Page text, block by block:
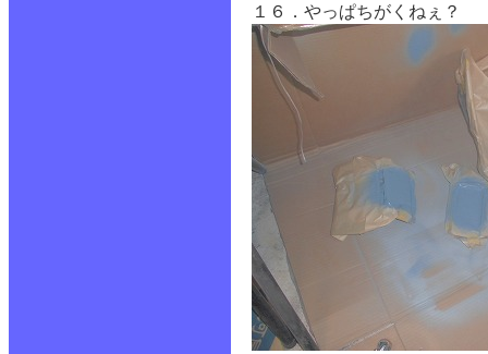
１６．やっぱちがくねぇ？